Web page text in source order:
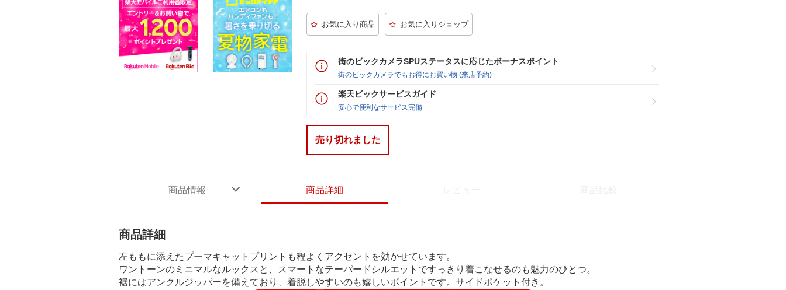
街のビックカメラSPUステータスに応じたボーナスポイント
街のビックカメラでもお得にお買い物 (来店予約)
楽天ビックサービスガイド
安心で便利なサービス完備
売り切れました
商品情報 商品詳細
商品詳細
左ももに添えたプーマキャットプリントも程よくアクセントを効かせています。
ワントーンのミニマルなルックスと、スマートなテーパードシルエットですっきり着こなせるのも魅力のひとつ。
裾にはアンクルジッパーを備えており、着脱しやすいのも嬉しいポイントです。サイドポケット付き。